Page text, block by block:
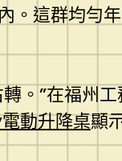
這群均勻
。”在福州
動升降桌顯